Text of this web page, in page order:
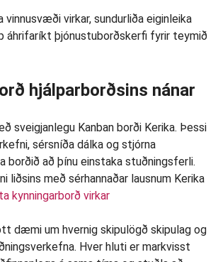
virkar, sundurliða eiginleika
áhrifaríkt þjónustuborðskerfi fyrir teymið
hjálparborðsins nánar
kynningarborð virkar
dæmi um hvernig skipulögð skipulag og
Hver hluti er markvisst